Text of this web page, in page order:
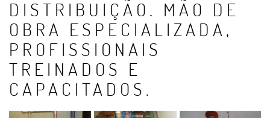
DISTRIBUIÇÃO. MÃO DE
OBRA ESPECIALIZADA,
PROFISSIONAIS
TREINADOS E
CAPACITADOS.